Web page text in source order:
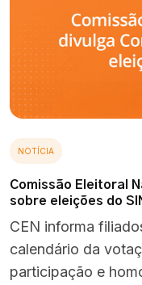
NOTÍCIA
Comissão Eleitoral
sobre eleições do
CEN informa
calendário da
participação e